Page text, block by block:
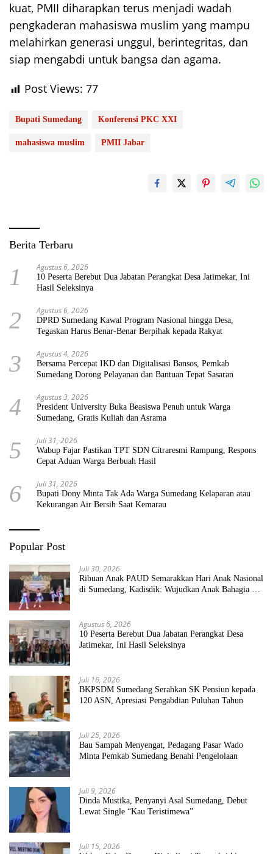
kuat, PMII diharapkan terus menjadi wadah
pengkaderan mahasiswa muslim yang mampu
melahirkan generasi unggul, berintegritas, dan
siap mengabdi untuk bangsa dan agama.
Post Views: 77
Bupati Sumedang Konferensi PKC XXI
mahasiswa muslim PMII Jabar
Berita Terbaru
1 Agustus 6, 2026
10 Peserta Berebut Dua Jabatan Perangkat Desa Jatimekar, Ini
Hasil Seleksinya
2 Agustus 6, 2026
DPRD Sumedang Kawal Program Nasional hingga Desa,
Tegaskan Harus Benar-Benar Berpihak kepada Rakyat
3 Agustus 4, 2026
Bersama Percepat IKD dan Digitalisasi Bansos, Pemkab
Sumedang Dorong Pelayanan dan Bantuan Tepat Sasaran
4 Agustus 3, 2026
President University Buka Beasiswa Penuh untuk Warga
Sumedang, Gratis Kuliah dan Asrama
5 Juli 31, 2026
Wabup Fajar Pastikan TPT SDN Citraresmi Rampung, Respons
Cepat Aduan Warga Berbuah Hasil
6 Juli 31, 2026
Bupati Dony Minta Tak Ada Warga Sumedang Kelaparan atau
Kekurangan Air Bersih Saat Kemarau
Popular Post
Juli 30, 2026
Ribuan Anak PAUD Semarakkan Hari Anak Nasional
di Sumedang, Kadisdik: Wujudkan Anak Bahagia dan
Agustus 6, 2026
10 Peserta Berebut Dua Jabatan Perangkat Desa
Jatimekar, Ini Hasil Seleksinya
Juli 16, 2026
BKPSDM Sumedang Serahkan SK Pensiun kepada
120 ASN, Apresiasi Pengabdian Puluhan Tahun
Juli 25, 2026
Bau Sampah Menyengat, Pedagang Pasar Wado
Minta Pemkab Sumedang Benahi Pengelolaan
Juli 9, 2026
Dinda Mustika, Penyanyi Asal Sumedang, Debut
Lewat Single “Kau Teristimewa”
Juli 15, 2026